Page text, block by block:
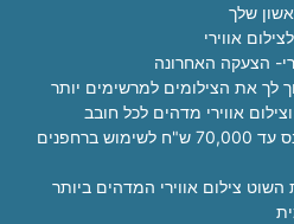
שלך
הצעקה האחרונה
אווירי מדהים לכל חובב
משרד התקשורת קבע קנס עד 70,000 ש"ח לשימוש ברחפנים